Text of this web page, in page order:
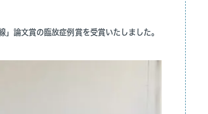
論文賞の臨放症例賞を受賞いたしました。